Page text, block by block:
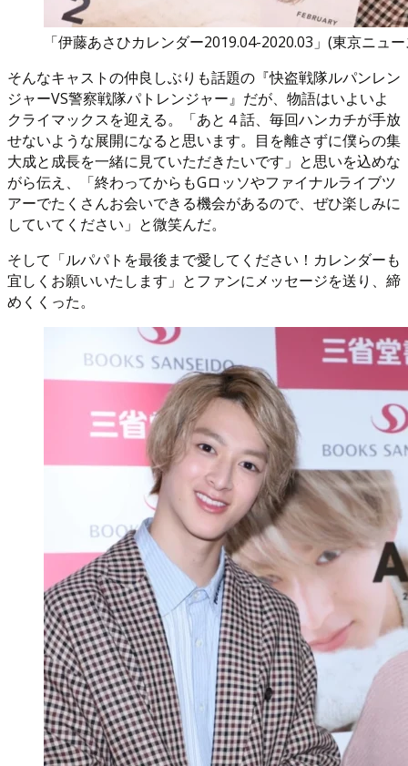
「伊藤あさひカレンダー2019.04-2020.03」(東京ニュ
そんなキャストの仲良しぶりも話題の『快盗戦隊ルパンレン
ジャーVS警察戦隊パトレンジャー』だが、物語はいよいよ
クライマックスを迎える。「あと４話、毎回ハンカチが手放
せないような展開になると思います。目を離さずに僕らの集
大成と成長を一緒に見ていただきたいです」と思いを込めな
がら伝え、「終わってからもGロッソやファイナルライブツ
アーでたくさんお会いできる機会があるので、ぜひ楽しみに
していてください」と微笑んだ。
そして「ルパパトを最後まで愛してください！カレンダーも
宜しくお願いいたします」とファンにメッセージを送り、締
めくくった。